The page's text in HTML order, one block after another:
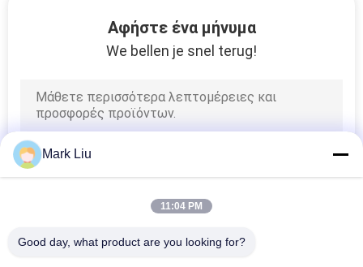
Αφήστε ένα μήνυμα
We bellen je snel terug!
Mark Liu
11:04 PM
Good day, what product are you looking for?